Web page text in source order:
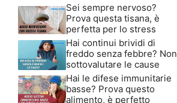
Sei sempre nervoso?
Prova questa tisana, è
perfetta per lo stress
Hai continui brividi di
freddo senza febbre? Non
sottovalutare le cause
Hai le difese immunitarie
basse? Prova questo
alimento, è perfetto